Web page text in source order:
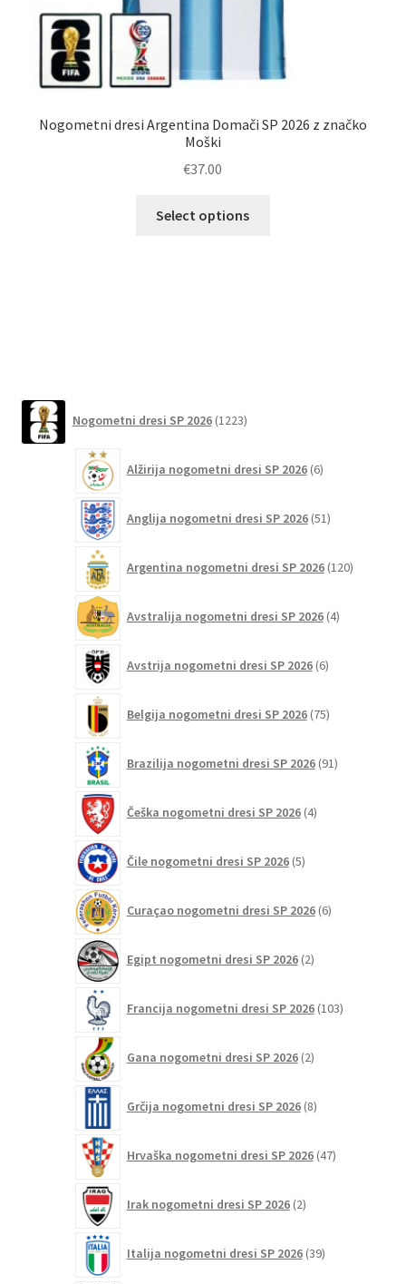
Nogometni dresi Argentina Domači SP 2026 z značko
Moški
€37.00
Select options
Nogometni dresi SP 2026 1223izdelkov
Alžirija nogometni dresi SP 2026 6izdelkov
Anglija nogometni dresi SP 2026 51izdelkov
Argentina nogometni dresi SP 2026 120izdelkov
Avstralija nogometni dresi SP 2026 4izdelki
Avstrija nogometni dresi SP 2026 6izdelkov
Belgija nogometni dresi SP 2026 75izdelkov
Brazilija nogometni dresi SP 2026 91izdelkov
Češka nogometni dresi SP 2026 4izdelki
Čile nogometni dresi SP 2026 5izdelkov
Curaçao nogometni dresi SP 2026 6izdelkov
Egipt nogometni dresi SP 2026 2izdelka
Francija nogometni dresi SP 2026 103izdelki
Gana nogometni dresi SP 2026 2izdelka
Grčija nogometni dresi SP 2026 8izdelkov
Hrvaška nogometni dresi SP 2026 47izdelkov
Irak nogometni dresi SP 2026 2izdelka
Italija nogometni dresi SP 2026 39izdelkov